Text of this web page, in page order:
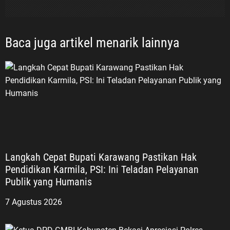
Baca juga artikel menarik lainnya
Langkah Cepat Bupati Karawang Pastikan Hak
Pendidikan Karmila, PSI: Ini Teladan Pelayanan
Publik yang Humanis
7 Agustus 2026